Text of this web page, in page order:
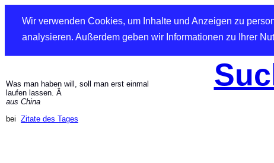
Wir verwenden Cookies, um Inhalte und Anzeigen zu
analysieren. Außerdem geben wir Informationen zu Ihrer
Was man haben will, soll man erst einmal
laufen lassen. Â
aus China
bei Zitate des Tages